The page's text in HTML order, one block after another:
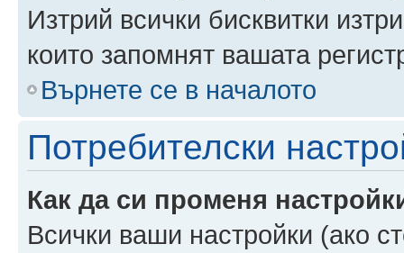
Изтрий всички бисквитки
които запомнят вашата
Върнете се в началото
Потребителски
Как да си променя
Всички ваши настройки (ако